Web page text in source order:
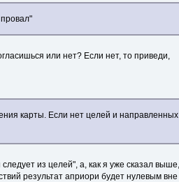
или нет? Если нет, то приведи,
карты. Если нет целей и направленных
из целей", а, как я уже сказал выше,
результат априори будет нулевым вне